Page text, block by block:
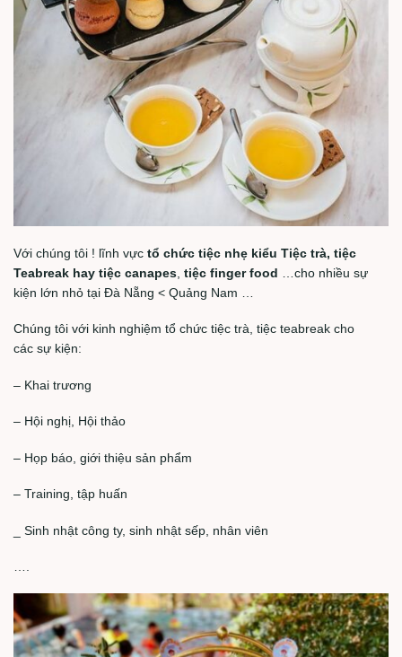
Với chúng tôi ! lĩnh vực tổ chức tiệc nhẹ kiểu Tiệc trà, tiệc
Teabreak hay tiệc canapes tiệc finger food
…cho nhiều sự
kiện lớn nhỏ tại Đà Nẵng < Quảng Nam …
Chúng tôi với kinh nghiệm tổ chức tiệc trà, tiệc teabreak cho
các sự kiện:
– Khai trương
– Hội nghị, Hội thảo
– Họp báo, giới thiệu sản phẩm
– Training, tập huấn
_ Sinh nhật công ty, sinh nhật sếp, nhân viên
….